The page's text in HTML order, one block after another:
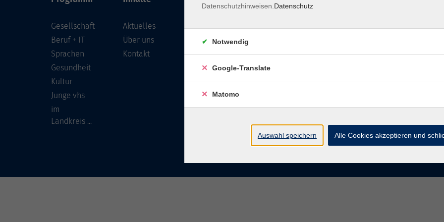
Gesellschaft
Beruf + IT
Sprachen
Gesundheit
Kultur
Junge vhs
im
Landkreis ...
Aktuelles
Über uns
Kontakt
96450 Coburg
info@vhs-coburg.de
Tel: 09561 8825-0
Datenschutzhinweisen. Datenschutz
Notwendig
Google-Translate
Matomo
Auswahl speichern Alle Cookies akzeptieren und